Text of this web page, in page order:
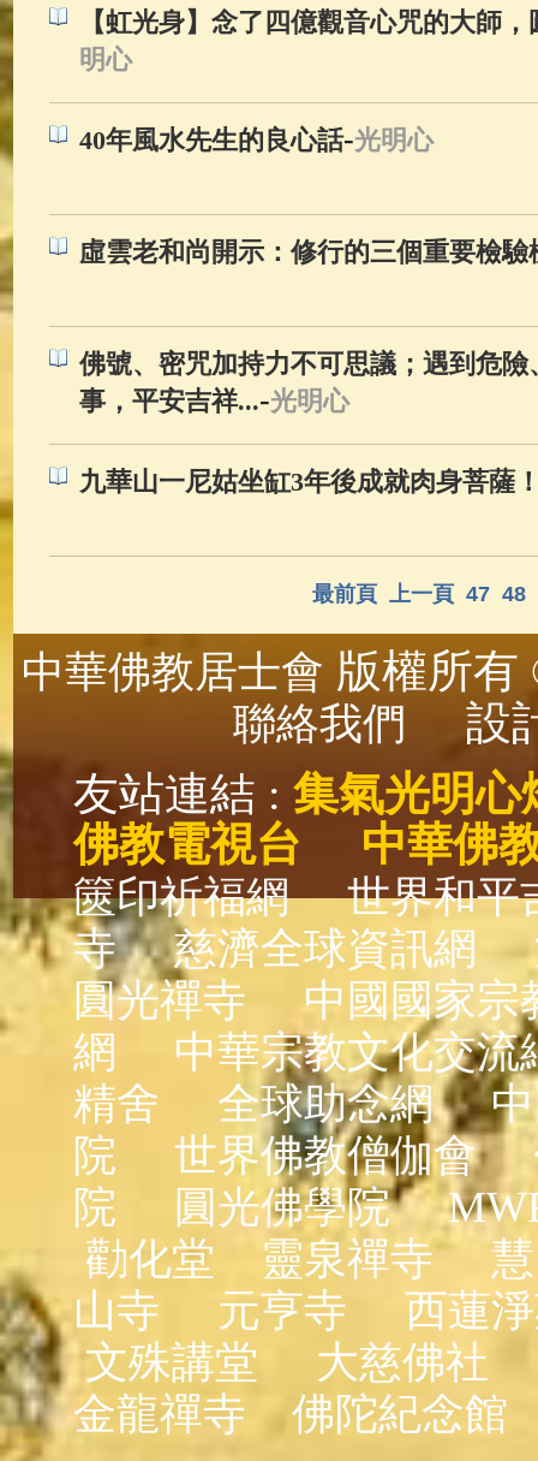
【虹光身】念了四億觀音心咒的大師
明心
40年風水先生的良心話-光明心
虛雲老和尚開示：修行的三個重要檢驗
佛號、密咒加持力不可思議；遇到危
事，平安吉祥...-光明心
九華山一尼姑坐缸3年後成就肉身菩薩
最前頁 上一頁 47 48
中華佛教居士會 版權所
聯絡我們
設
友站連結 : 集氣光明心
佛教電視台
中華佛
篋印祈福網
世界和平
寺
慈濟全球資訊網
圓光禪寺
中國國家宗
網
中華宗教文化交流
精舍
全球助念網
院
世界佛教僧伽會
院
圓光佛學院
勸化堂
靈泉禪寺
山寺
元亨寺
西蓮
文殊講堂
大慈佛社
金龍禪寺
佛陀紀念館